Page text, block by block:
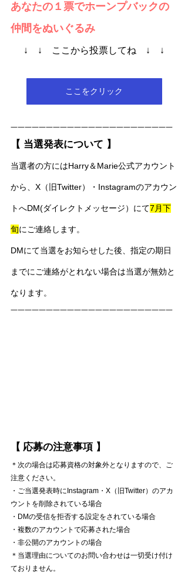
あなたの１票でホーンプバックの
仲間をぬいぐるみ
↓　↓　ここから投票してね　↓　↓
ここをクリック
一一一一一一一一一一一一一一一一一一一一一一一
【 当選発表について 】
当選者の方にはHarry＆Marie公式アカウント
から、X（旧Twitter）・Instagramのアカウン
トへDM(ダイレクトメッセージ）にて7月下
旬にご連絡します。
DMにて当選をお知らせした後、指定の期日
までにご連絡がとれない場合は当選が無効と
なります。
一一一一一一一一一一一一一一一一一一一一一一一
【 応募の注意事項 】
＊次の場合は応募資格の対象外となりますので、ご
注意ください。
・ご当選発表時にInstagram・X（旧Twitter）のアカ
ウントを削除されている場合
・DMの受信を拒否する設定をされている場合
・複数のアカウントで応募された場合
・非公開のアカウントの場合​
＊当選理由についてのお問い合わせは一切受け付け
ておりません。